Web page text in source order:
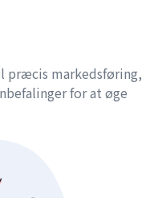
præcis markedsføring,
for at øge